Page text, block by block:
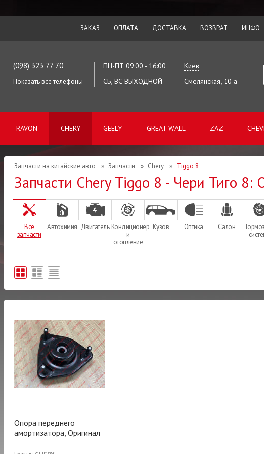
ЗАКАЗ ОПЛАТА ДОСТАВКА ВОЗВРАТ ИНФО
(098) 323 77 70
Показать все телефоны
ПН-ПТ 09:00 - 16:00
СБ, ВС ВЫХОДНОЙ
Киев
Смелянская, 10 а
RAVON CHERY GEELY GREAT WALL ZAZ
Запчасти на китайские авто » Запчасти » Chery » Tiggo 8
Запчасти Chery Tiggo 8 - Чери Тиго 8:
Все
запчасти
Автохимия Двигатель Кондиционер
и
отопление
Кузов Оптика Салон
Опора переднего
амортизатора, Оригинал